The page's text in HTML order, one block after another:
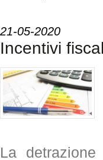
21-05-2020
Incentivi
La